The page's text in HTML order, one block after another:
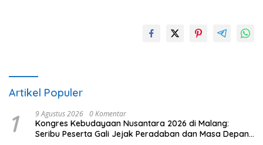
Artikel Populer
1 9 Agustus 2026 0 Komentar
Kongres Kebudayaan Nusantara 2026 di Malang:
Seribu Peserta Gali Jejak Peradaban dan Masa Depan